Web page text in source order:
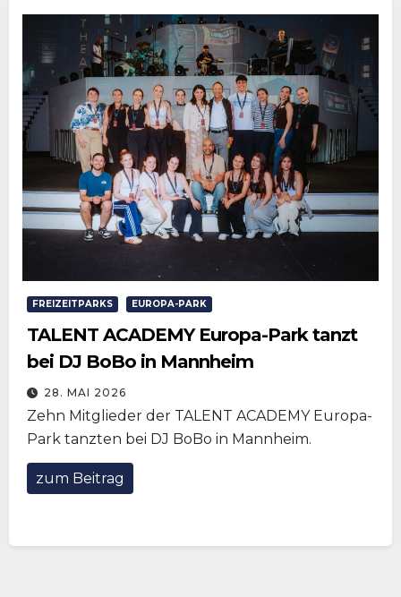
FREIZEITPARKS EUROPA-PARK
TALENT ACADEMY Europa-Park tanzt
bei DJ BoBo in Mannheim
28. MAI 2026
Zehn Mitglieder der TALENT ACADEMY Europa-
Park tanzten bei DJ BoBo in Mannheim.
zum Beitrag